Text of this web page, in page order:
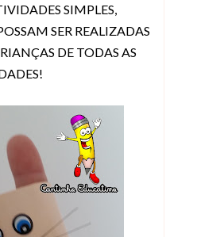
SIMPLES,
SER REALIZADAS
DE TODAS AS